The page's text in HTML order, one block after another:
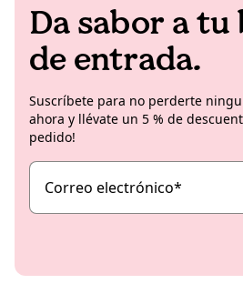
Da sabor a tu
de entrada.
Suscríbete para no perderte
ahora y llévate un 5 % de
pedido!
Correo electrónico*